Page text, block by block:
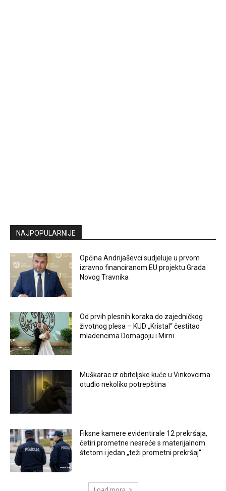
NAJPOPULARNIJE
Općina Andrijaševci sudjeluje u prvom
izravno financiranom EU projektu Grada
Novog Travnika
Od prvih plesnih koraka do zajedničkog
životnog plesa – KUD „Kristal“ čestitao
mladencima Domagoju i Mirni
Muškarac iz obiteljske kuće u Vinkovcima
otuđio nekoliko potrepština
Fiksne kamere evidentirale 12 prekršaja,
četiri prometne nesreće s materijalnom
štetom i jedan „teži prometni prekršaj“